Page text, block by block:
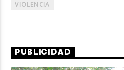
VIOLENCIA
PUBLICIDAD